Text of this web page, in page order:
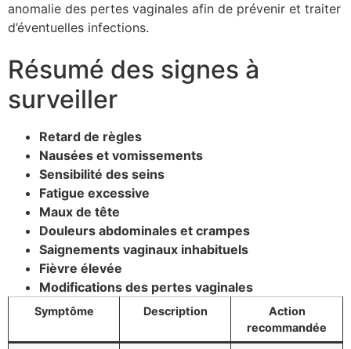
anomalie des pertes vaginales afin de prévenir et traiter
d’éventuelles infections.
Résumé des signes à
surveiller
Retard de règles
Nausées et vomissements
Sensibilité des seins
Fatigue excessive
Maux de tête
Douleurs abdominales et crampes
Saignements vaginaux inhabituels
Fièvre élevée
Modifications des pertes vaginales
Symptôme Description
Action
recommandée